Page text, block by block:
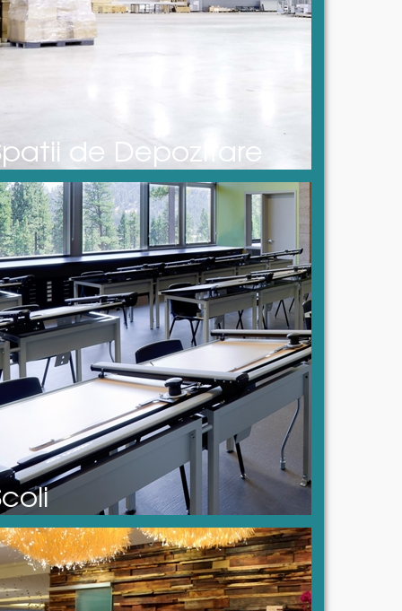
de Depozitare